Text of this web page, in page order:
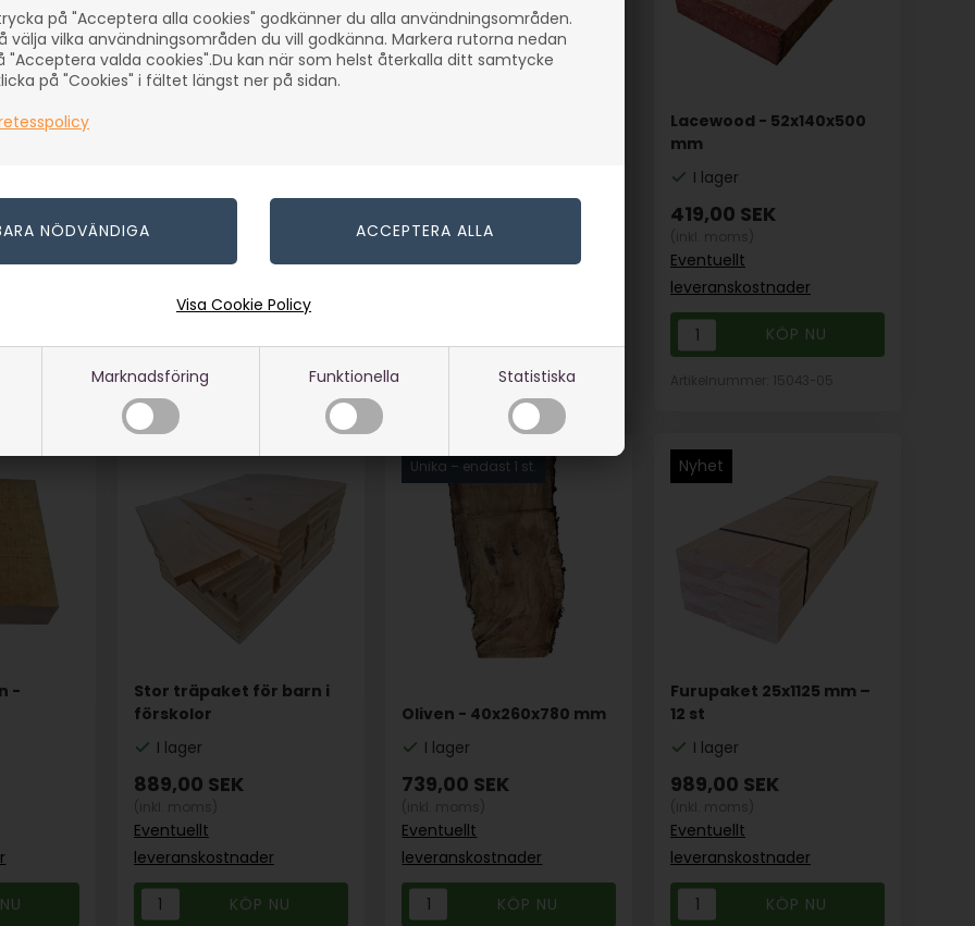
på "Acceptera alla cookies" godkänner du alla användningsområden.
välja vilka användningsområden du vill godkänna. Markera rutorna nedan
"Acceptera valda cookies".Du kan när som helst återkalla ditt samtycke
på "Cookies" i fältet längst ner på sidan.
Marknadsföring Funktionella Statistiska
Visa Cookie Policy
(inkl. moms)
Eventuellt
Artikelnummer: 15023-51
(inkl. moms)
Eventuellt
Artikelnummer: 15017-99
Lacewood - 52x140x500
mm
I lager
419,00 SEK
Eventuellt
leveranskostnader
-
Stor träpaket för barn i
förskolor
I lager
889,00 SEK
Eventuellt
leveranskostnader
Unika – endast 1 st.
Oliven - 40x260x780 mm
I lager
739,00 SEK
Eventuellt
leveranskostnader
Nyhet
Furupaket 25x1125 mm –
12 st
I lager
989,00 SEK
Eventuellt
leveranskostnader